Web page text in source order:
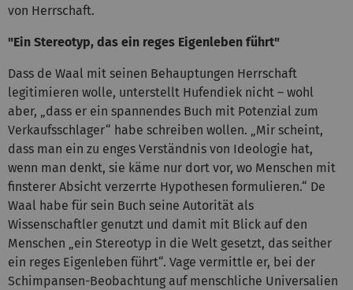
von Herrschaft.
"Ein Stereotyp, das ein reges Eigenleben führt"
Dass de Waal mit seinen Behauptungen Herrschaft
legitimieren wolle, unterstellt Hufendiek nicht – wohl
aber, „dass er ein spannendes Buch mit Potenzial zum
Verkaufsschlager“ habe schreiben wollen. „Mir scheint,
dass man ein zu enges Verständnis von Ideologie hat,
wenn man denkt, sie käme nur dort vor, wo Menschen mit
finsterer Absicht verzerrte Hypothesen formulieren.“ De
Waal habe für sein Buch seine Autorität als
Wissenschaftler genutzt und damit mit Blick auf den
Menschen „ein Stereotyp in die Welt gesetzt, das seither
ein reges Eigenleben führt“. Vage vermittle er, bei der
Schimpansen-Beobachtung auf menschliche Universalien